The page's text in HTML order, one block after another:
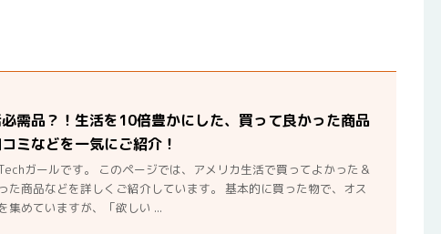
需品？！生活を10倍豊かにした、買って良かった商品
ミなどを一気にご紹介！
ガールです。 このページでは、アメリカ生活で買ってよかった＆
た商品などを詳しくご紹介しています。 基本的に買った物で、オス
集めていますが、「欲しい ...